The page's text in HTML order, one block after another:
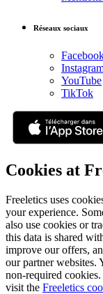
Réseaux sociaux
YouTube
TikTok
Cookies at
Freeletics uses
your experience.
also use cookies or
this data is shared
improve our offers,
our partner websites.
non-required
visit the Freeletics